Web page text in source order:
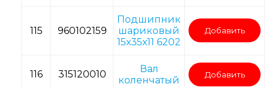
115 960102159
Подшипник
шариковый
15х35х11 6202
Добавить
116 315120010
Вал
коленчатый
Добавить